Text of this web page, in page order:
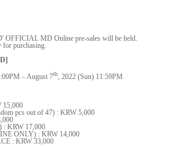
MD Online pre-sales will be held.
for purchasing.
– August 7th, 2022 (Sun) 11:59PM
15,000
pcs out of 47) : KRW 5,000
: KRW 17,000
ONLY) : KRW 14,000
: KRW 33,000